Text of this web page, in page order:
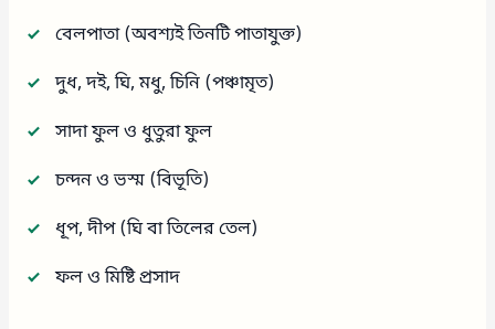
বেলপাতা (অবশ্যই তিনটি পাতাযুক্ত)
দুধ, দই, ঘি, মধু, চিনি (পঞ্চামৃত)
সাদা ফুল ও ধুতুরা ফুল
চন্দন ও ভস্ম (বিভূতি)
ধূপ, দীপ (ঘি বা তিলের তেল)
ফল ও মিষ্টি প্রসাদ